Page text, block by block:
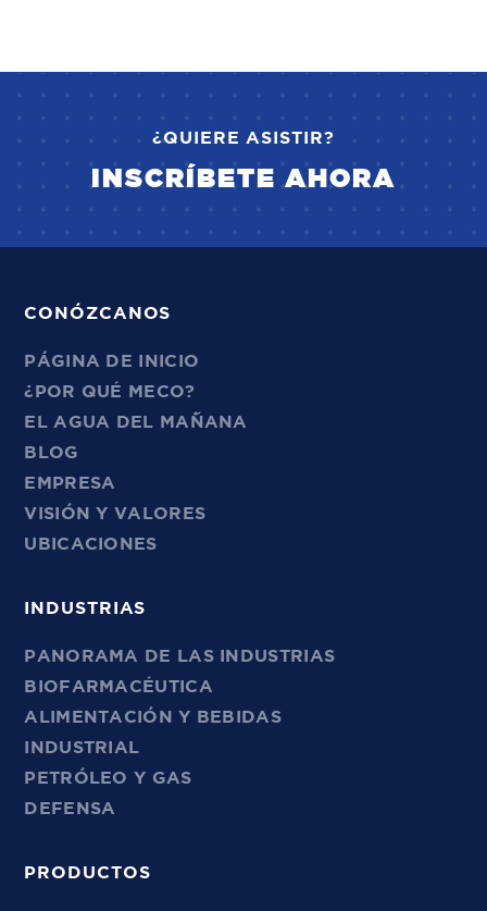
¿QUIERE ASISTIR?
INSCRÍBETE AHORA
CONÓZCANOS
PÁGINA DE INICIO
¿POR QUÉ MECO?
EL AGUA DEL MAÑANA
BLOG
EMPRESA
VISIÓN Y VALORES
UBICACIONES
INDUSTRIAS
PANORAMA DE LAS INDUSTRIAS
BIOFARMACÉUTICA
ALIMENTACIÓN Y BEBIDAS
INDUSTRIAL
PETRÓLEO Y GAS
DEFENSA
PRODUCTOS